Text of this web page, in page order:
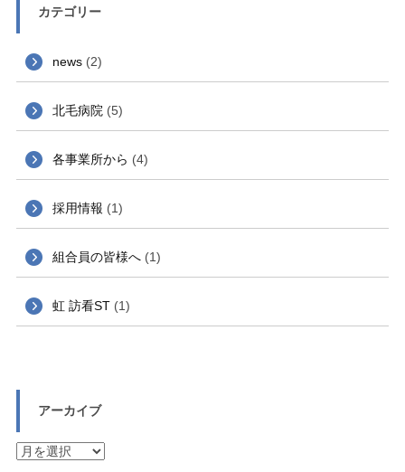
カテゴリー
news(2)
北毛病院 (5)
各事業所から (4)
採用情報 (1)
組合員の皆様へ(1)
虹 訪看ST(1)
アーカイブ